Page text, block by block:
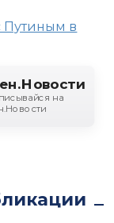
Путиным в
на